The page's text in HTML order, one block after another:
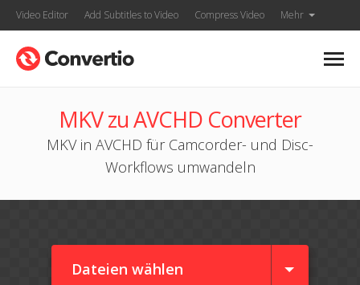
Video Editor Add Subtitles to Video Compress Video Mehr
MKV zu AVCHD Converter
MKV in AVCHD für Camcorder- und Disc-
Workflows umwandeln
Dateien wählen